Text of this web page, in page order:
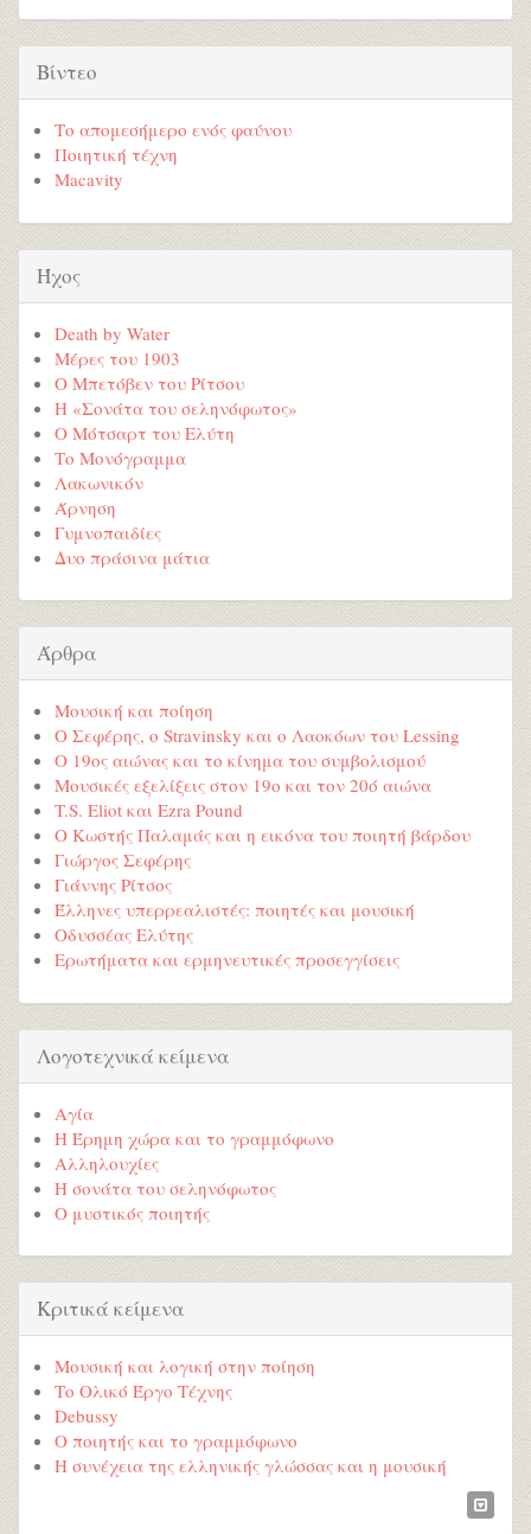
Βίντεο
Το απομεσήμερο ενός φαύνου
Ποιητική τέχνη
Macavity
Ήχος
Death by Water
Μέρες του 1903
Ο Μπετόβεν του Ρίτσου
Η «Σονάτα του σεληνόφωτος»
Ο Μότσαρτ του Ελύτη
Το Μονόγραμμα
Λακωνικόν
Άρνηση
Γυμνοπαιδίες
Δυο πράσινα μάτια
Άρθρα
Μουσική και ποίηση
Ο Σεφέρης, ο Stravinsky και ο Λαοκόων του Lessing
Ο 19ος αιώνας και το κίνημα του συμβολισμού
Μουσικές εξελίξεις στον 19ο και τον 20ό αιώνα
T.S. Eliot και Ezra Pound
Ο Κωστής Παλαμάς και η εικόνα του ποιητή βάρδου
Γιώργος Σεφέρης
Γιάννης Ρίτσος
Έλληνες υπερρεαλιστές: ποιητές και μουσική
Οδυσσέας Ελύτης
Ερωτήματα και ερμηνευτικές προσεγγίσεις
Λογοτεχνικά κείμενα
Αγία
Η Έρημη χώρα και το γραμμόφωνο
Αλληλουχίες
Η σονάτα του σεληνόφωτος
Ο μυστικός ποιητής
Κριτικά κείμενα
Μουσική και λογική στην ποίηση
Το Ολικό Έργο Τέχνης
Debussy
Ο ποιητής και το γραμμόφωνο
Η συνέχεια της ελληνικής γλώσσας και η μουσική